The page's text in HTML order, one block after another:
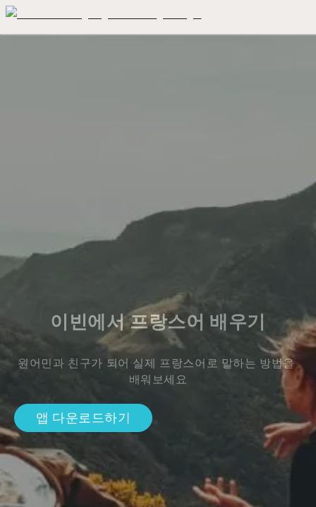
이빈에서 프랑스어 배우기
원어민과 친구가 되어 실제 프랑스어로 말하는 방법을
배워보세요
앱 다운로드하기